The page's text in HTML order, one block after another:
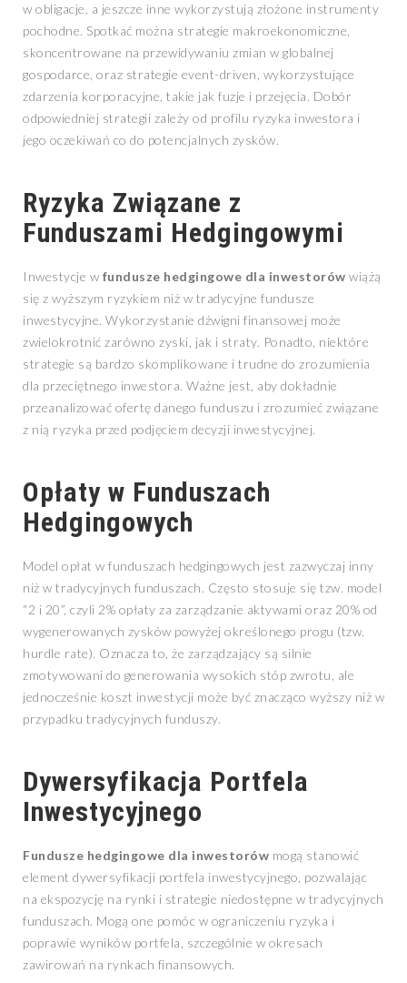
w obligacje, a jeszcze inne wykorzystują złożone instrumenty
pochodne. Spotkać można strategie makroekonomiczne,
skoncentrowane na przewidywaniu zmian w globalnej
gospodarce, oraz strategie event-driven, wykorzystujące
zdarzenia korporacyjne, takie jak fuzje i przejęcia. Dobór
odpowiedniej strategii zależy od profilu ryzyka inwestora i
jego oczekiwań co do potencjalnych zysków.
Ryzyka Związane z
Funduszami Hedgingowymi
Inwestycje w fundusze hedgingowe dla inwestorów wiążą
się z wyższym ryzykiem niż w tradycyjne fundusze
inwestycyjne. Wykorzystanie dźwigni finansowej może
zwielokrotnić zarówno zyski, jak i straty. Ponadto, niektóre
strategie są bardzo skomplikowane i trudne do zrozumienia
dla przeciętnego inwestora. Ważne jest, aby dokładnie
przeanalizować ofertę danego funduszu i zrozumieć związane
z nią ryzyka przed podjęciem decyzji inwestycyjnej.
Opłaty w Funduszach
Hedgingowych
Model opłat w funduszach hedgingowych jest zazwyczaj inny
niż w tradycyjnych funduszach. Często stosuje się tzw. model
“2 i 20”, czyli 2% opłaty za zarządzanie aktywami oraz 20% od
wygenerowanych zysków powyżej określonego progu (tzw.
hurdle rate). Oznacza to, że zarządzający są silnie
zmotywowani do generowania wysokich stóp zwrotu, ale
jednocześnie koszt inwestycji może być znacząco wyższy niż w
przypadku tradycyjnych funduszy.
Dywersyfikacja Portfela
Inwestycyjnego
Fundusze hedgingowe dla inwestorów mogą stanowić
element dywersyfikacji portfela inwestycyjnego, pozwalając
na ekspozycję na rynki i strategie niedostępne w tradycyjnych
funduszach. Mogą one pomóc w ograniczeniu ryzyka i
poprawie wyników portfela, szczególnie w okresach
zawirowań na rynkach finansowych.